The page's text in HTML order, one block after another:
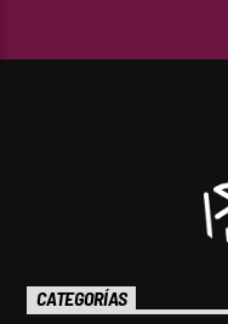
CATEGORÍAS